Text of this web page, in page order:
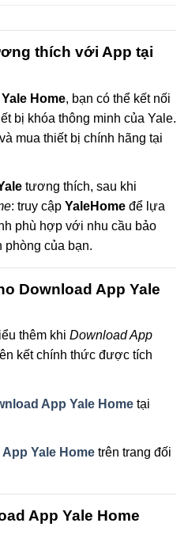
thích với App tại
Home, bạn có thể kết nối
bị khóa thông minh của Yale.
mua thiết bị chính hãng tại
tương thích, sau khi
: truy cập YaleHomeđể lựa
phù hợp với nhu cầu bảo
phòng của bạn.
Download App Yale
thêm khi Download App
kết chính thức được tích
App Yale Hometại
Yale Hometrên trang đối
App Yale Home